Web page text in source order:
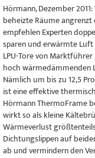
Hörmann, Dezember
beheizte Räume
empfehlen Experten
sparen und erwärmte
LPU-Tore von
hoch wärmedämmenden
Nämlich um bis zu 12,5
ist eine effektive
Hörmann ThermoFrame
wirkt so als kleine
Wärmeverlust
Dichtungslippen auf
ab und vermindern den